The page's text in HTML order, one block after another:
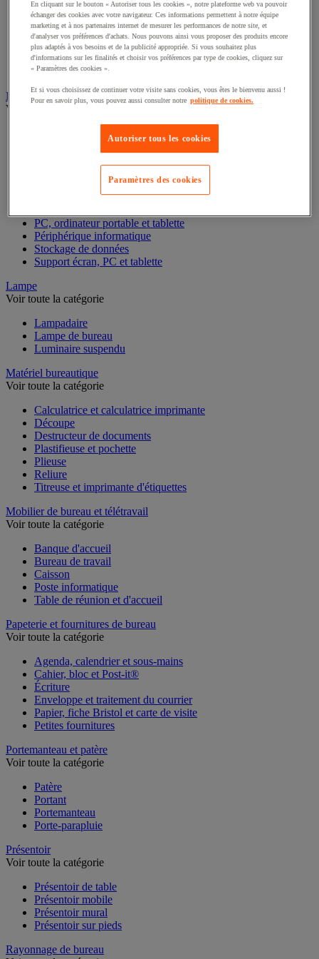
Boîte à monnaie
Compteuse-trieuse et détecteur de faux billets
Monnaie et compteuse-trieuse
Scanner de code-barre et accessoires
Terminal de paiement
Informatique et multimédia
Voir toute la catégorie
Accessoires PC, ordinateur portable et tablette
Bagagerie informatique
Imprimante, imprimante 3D et scanner
Matériel et câblage réseau
PC, ordinateur portable et tablette
Périphérique informatique
Stockage de données
Support écran, PC et tablette
Lampe
Voir toute la catégorie
Lampadaire
Lampe de bureau
Luminaire suspendu
Matériel bureautique
Voir toute la catégorie
Calculatrice et calculatrice imprimante
Découpe
Destructeur de documents
Plastifieuse et pochette
Plieuse
Reliure
Titreuse et imprimante d'étiquettes
Mobilier de bureau et télétravail
Voir toute la catégorie
Banque d'accueil
Bureau de travail
Caisson
Poste informatique
Table de réunion et d'accueil
Papeterie et fournitures de bureau
Voir toute la catégorie
Agenda, calendrier et sous-mains
Cahier, bloc et Post-it®
Écriture
Enveloppe et traitement du courrier
Papier, fiche Bristol et carte de visite
Petites fournitures
Portemanteau et patère
Voir toute la catégorie
Patère
Portant
Portemanteau
Porte-parapluie
Présentoir
Voir toute la catégorie
Présentoir de table
Présentoir mobile
Présentoir mural
Présentoir sur pieds
Rayonnage de bureau
En cliquant sur le bouton « Autoriser tous les cookies », notre plateforme web va pouvoir
échanger des cookies avec votre navigateur. Ces informations permettent à notre équipe
marketing et à nos partenaires internet de mesurer les performances de notre site, et
d'analyser vos préférences d'achats. Nous pouvons ainsi vous proposer des produits encore
plus adaptés à vos besoins et de la publicité appropriée. Si vous souhaitez plus
d'informations sur les finalités et choisir vos préférences par type de cookies, cliquez sur
« Paramètres des cookies ».
Et si vous choisissez de continuer votre visite sans cookies, vous êtes le bienvenu aussi !
Pour en savoir plus, vous pouvez aussi consulter notre politique de cookies.
Autoriser tous les cookies
Paramètres des cookies